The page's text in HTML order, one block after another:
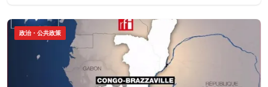
政治・公共政策